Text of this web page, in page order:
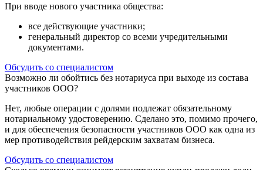
При вводе нового участника общества:
все действующие участники;
генеральный директор со всеми учредительными
документами.
Обсудить со специалистом
Возможно ли обойтись без нотариуса при выходе из состава
участников ООО?
Нет, любые операции с долями подлежат обязательному
нотариальному удостоверению. Сделано это, помимо прочего,
и для обеспечения безопасности участников ООО как одна из
мер противодействия рейдерским захватам бизнеса.
Обсудить со специалистом